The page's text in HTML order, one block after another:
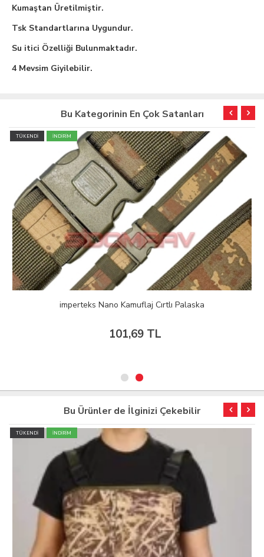
Kumaştan Üretilmiştir.
Tsk Standartlarına Uygundur.
Su itici Özelliği Bulunmaktadır.
4 Mevsim Giyilebilir.
Bu Kategorinin En Çok Satanları
TÜKENDİ İNDİRİM
imperteks Nano Kamuflaj Cırtlı Palaska
101,69 TL
Bu Ürünler de İlginizi Çekebilir
TÜKENDİ İNDİRİM